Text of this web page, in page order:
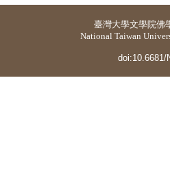
臺灣大學文學院佛
National Taiwan
doi:10.6681/